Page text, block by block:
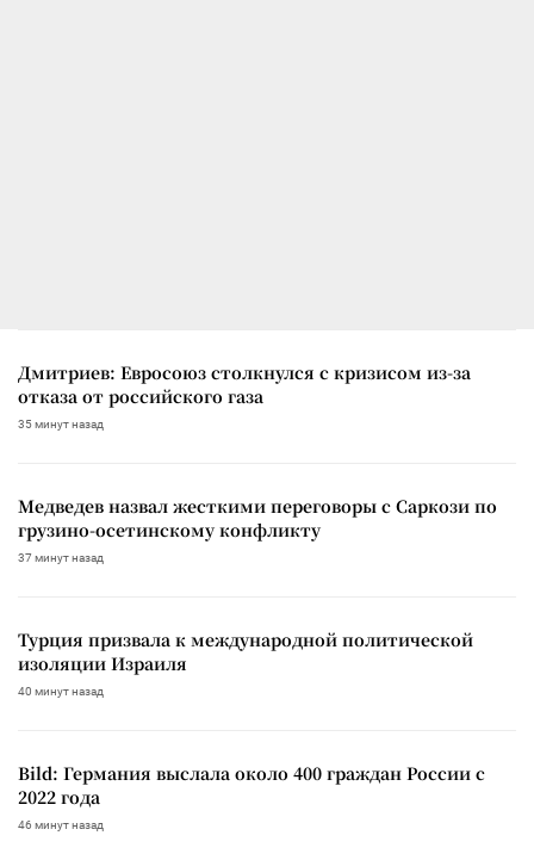
Дмитриев: Евросоюз столкнулся с кризисом из-за
отказа от российского газа
35 минут назад
Медведев назвал жесткими переговоры с Саркози по
грузино-осетинскому конфликту
37 минут назад
Турция призвала к международной политической
изоляции Израиля
40 минут назад
Bild: Германия выслала около 400 граждан России с
2022 года
46 минут назад